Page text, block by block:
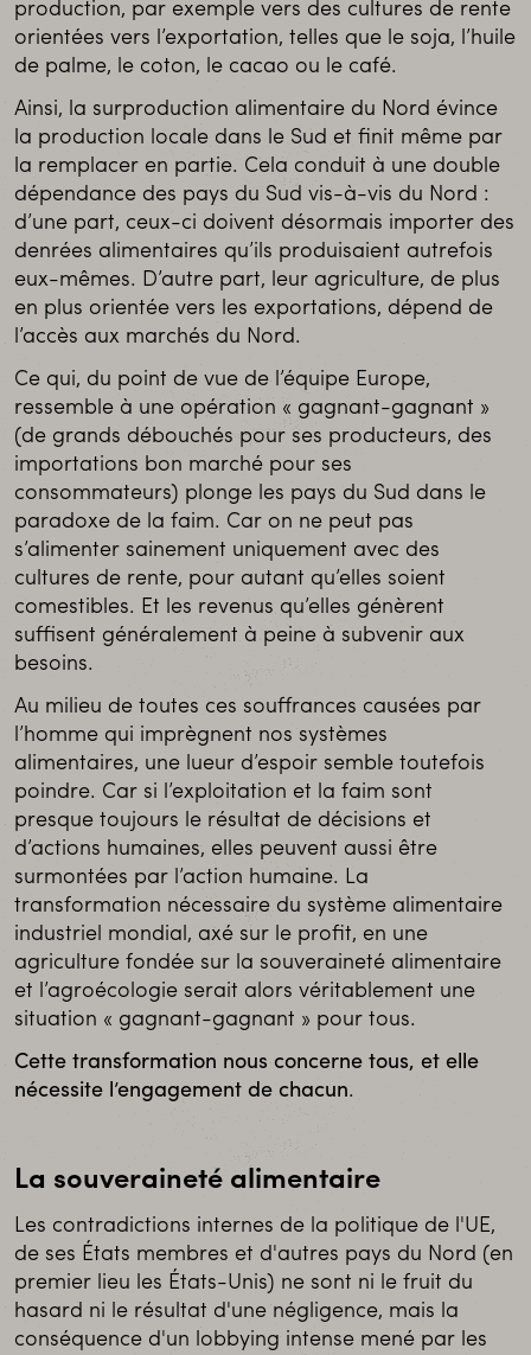
production, par exemple vers des cultures de rente
orientées vers l’exportation, telles que le soja, l’huile
de palme, le coton, le cacao ou le café.
Ainsi, la surproduction alimentaire du Nord évince
la production locale dans le Sud et finit même par
la remplacer en partie. Cela conduit à une double
dépendance des pays du Sud vis-à-vis du Nord :
d’une part, ceux-ci doivent désormais importer des
denrées alimentaires qu’ils produisaient autrefois
eux-mêmes. D’autre part, leur agriculture, de plus
en plus orientée vers les exportations, dépend de
l’accès aux marchés du Nord.
Ce qui, du point de vue de l’équipe Europe,
ressemble à une opération « gagnant-gagnant »
(de grands débouchés pour ses producteurs, des
importations bon marché pour ses
consommateurs) plonge les pays du Sud dans le
paradoxe de la faim. Car on ne peut pas
s’alimenter sainement uniquement avec des
cultures de rente, pour autant qu’elles soient
comestibles. Et les revenus qu’elles génèrent
suffisent généralement à peine à subvenir aux
besoins.
Au milieu de toutes ces souffrances causées par
l’homme qui imprègnent nos systèmes
alimentaires, une lueur d’espoir semble toutefois
poindre. Car si l’exploitation et la faim sont
presque toujours le résultat de décisions et
d’actions humaines, elles peuvent aussi être
surmontées par l’action humaine. La
transformation nécessaire du système alimentaire
industriel mondial, axé sur le profit, en une
agriculture fondée sur la souveraineté alimentaire
et l’agroécologie serait alors véritablement une
situation « gagnant-gagnant » pour tous.
Cette transformation nous concerne tous, et elle
nécessite l’engagement de chacun.
La souveraineté alimentaire
Les contradictions internes de la politique de l'UE,
de ses États membres et d'autres pays du Nord (en
premier lieu les États-Unis) ne sont ni le fruit du
hasard ni le résultat d'une négligence, mais la
conséquence d'un lobbying intense mené par les